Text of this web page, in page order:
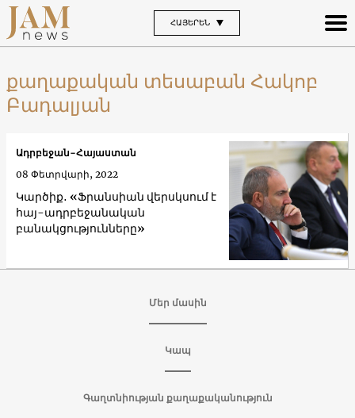
ՀԱՅԵՐԵՆ
քաղաքական տեսաբան Հակոբ
Բադալյան
Կարծիք․ «Ֆրանսիան վերսկսում է
հայ-ադրբեջանական
բանակցությունները»
Ադրբեջան-Հայաստան
08 Փետրվարի, 2022
Մեր մասին
Կապ
Գաղտնիության քաղաքականություն